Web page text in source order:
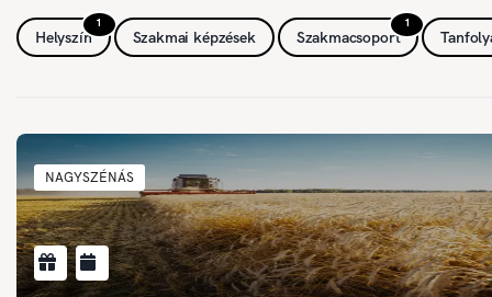
1
Helyszín Szakmai képzések
1
Szakmacsoport
NAGYSZÉNÁS